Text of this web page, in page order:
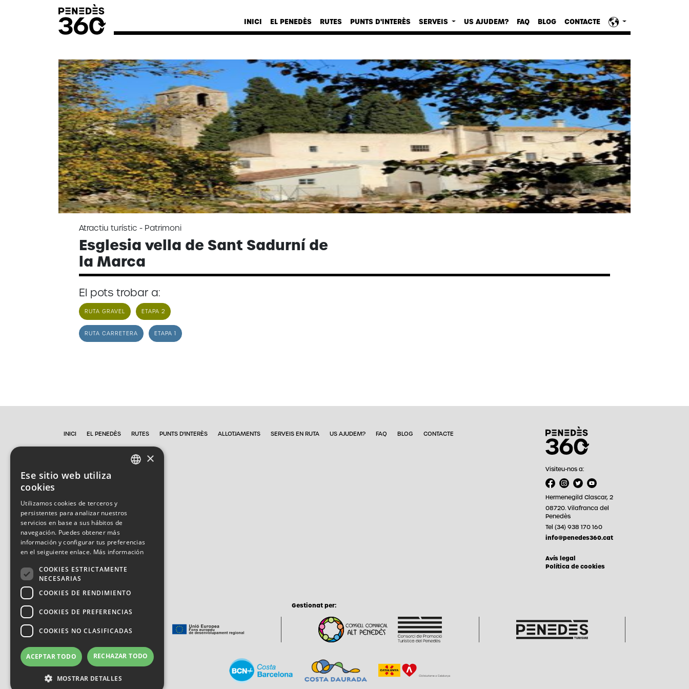
INICI EL PENEDÈS RUTES PUNTS D'INTERÈS SERVEIS US AJUDEM? FAQ BLOG CONTACTE
Atractiu turístic - Patrimoni
Esglesia vella de Sant Sadurní de
la Marca
El pots trobar a:
RUTA GRAVEL ETAPA 2
RUTA CARRETERA ETAPA 1
INICI EL PENEDÈS RUTES PUNTS D'INTERÈS ALLOTJAMENTS SERVEIS EN RUTA US AJUDEM? FAQ BLOG CONTACTE
Visiteu-nos a:
Hermenegild Clascar, 2
08720. Vilafranca del
Penedès
Tel (34) 938 170 160
info@penedes360.cat
Avís legal
Política de cookies
Gestionat per:
×
Ese sitio web utiliza
cookies
Utilizamos cookies de terceros y
persistentes para analizar nuestros
servicios en base a sus hábitos de
navegación. Puedes obtener más
información y configurar tus preferencias
en el seiguiente enlace. Más información
COOKIES ESTRICTAMENTE
NECESARIAS
COOKIES DE RENDIMIENTO
COOKIES DE PREFERENCIAS
COOKIES NO CLASIFICADAS
ACEPTAR TODO RECHAZAR TODO
MOSTRAR DETALLES